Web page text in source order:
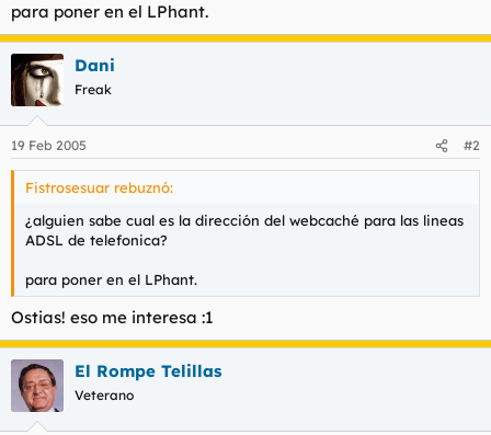
t
e
m
a
o
para poner en el LPhant.
Dani
Freak
19 Feb 2005 #2
Fistrosesuar rebuznó:
¿alguien sabe cual es la dirección del webcaché para las lineas
ADSL de telefonica?
para poner en el LPhant.
Ostias! eso me interesa :1
El Rompe Telillas
Veterano